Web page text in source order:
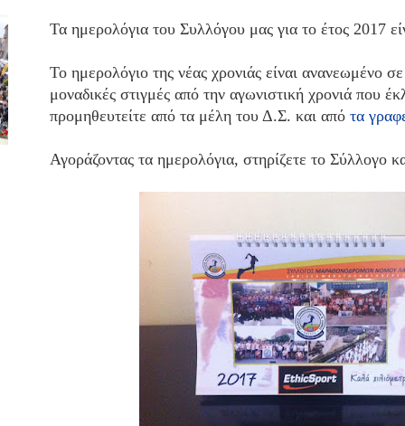
Τα ημερολόγια του Συλλόγου μας για το έτος 2017
Το ημερολόγιο της νέας χρονιάς είναι ανανεωμένο
μοναδικές στιγμές από την αγωνιστική χρονιά που
προμηθευτείτε από τα μέλη του Δ.Σ. και από τα
Αγοράζοντας τα ημερολόγια, στηρίζετε το Σύλλογο